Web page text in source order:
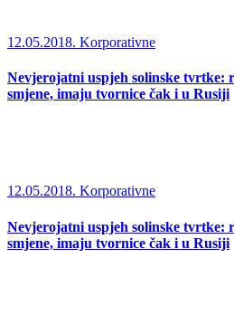
12.05.2018. Korporativne
Nevjerojatni uspjeh solinske tvrtke:
smjene, imaju tvornice čak i u Rusiji
12.05.2018. Korporativne
Nevjerojatni uspjeh solinske tvrtke:
smjene, imaju tvornice čak i u Rusiji